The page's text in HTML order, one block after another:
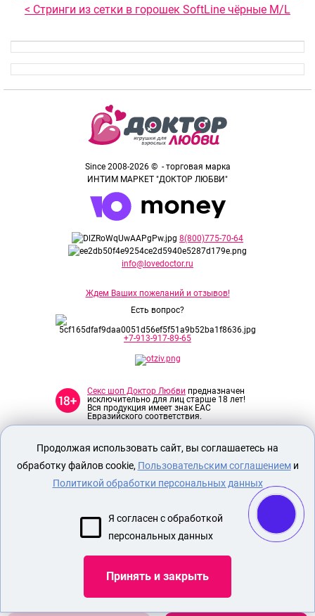
< Стринги из сетки в горошек SoftLine чёрные M/L
Since 2008-2026 © - торговая марка
ИНТИМ МАРКЕТ "ДОКТОР ЛЮБВИ"
8(800)775-70-64
info@lovedoctor.ru
Ждем Ваших пожеланий и отзывов!
Есть вопрос?
+7-913-917-89-65
Секс шоп Доктор Любви предназначен
исключительно для лиц старше 18 лет!
Вся продукция имеет знак EAC
Евразийского соответствия.
О МАГАЗИНЕ
ОПЛАТА И ДОСТАВКА
СЕКС ИГРУШКИ
СЕКСУАЛЬНЫЙ КОЖАНЫЙ КОСТЮМ
Продолжая использовать сайт, вы соглашаетесь на
обработку файлов cookie, Пользовательским соглашениеми
Политикой обработки персональных данных
Я согласен с обработкой
персональных данных
Принять и закрыть